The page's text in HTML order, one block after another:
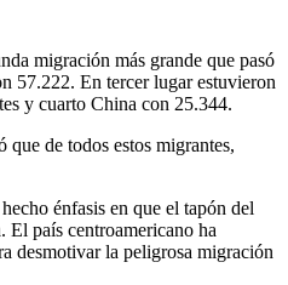
migración más grande que pasó
57.222. En tercer lugar estuvieron
y cuarto China con 25.344.
de todos estos migrantes,
énfasis en que el tapón del
El país centroamericano ha
desmotivar la peligrosa migración